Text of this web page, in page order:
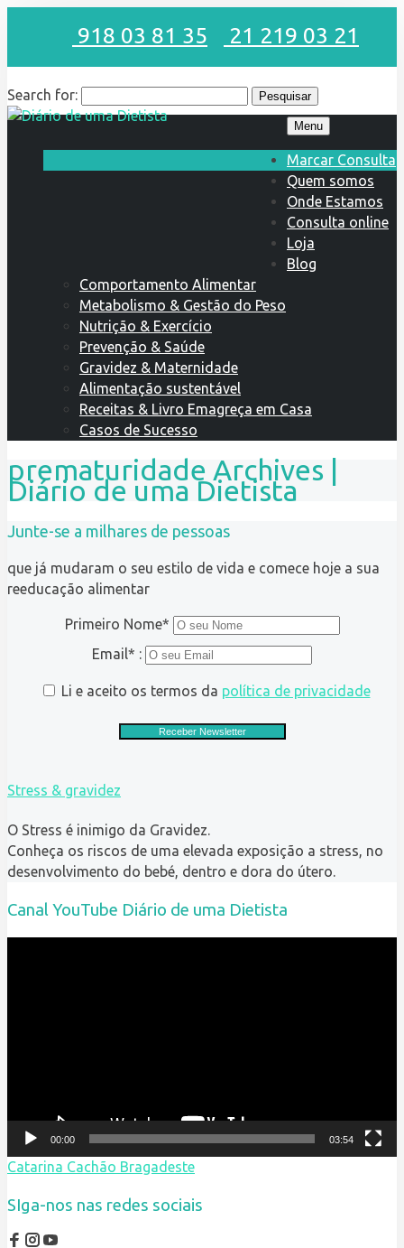
918 03 81 35 21 219 03 21
Search for:
Menu
Marcar Consulta
Quem somos
Onde Estamos
Consulta online
Loja
Blog
Comportamento Alimentar
Metabolismo & Gestão do Peso
Nutrição & Exercício
Prevenção & Saúde
Gravidez & Maternidade
Alimentação sustentável
Receitas & Livro Emagreça em Casa
Casos de Sucesso
prematuridade Archives |
Diário de uma Dietista
Junte-se a milhares de pessoas
que já mudaram o seu estilo de vida e comece hoje a sua
reeducação alimentar
Primeiro Nome*
Email* :
Li e aceito os termos da política de privacidade
Stress & gravidez
O Stress é inimigo da Gravidez.
Conheça os riscos de uma elevada exposição a stress, no
desenvolvimento do bebé, dentro e dora do útero.
Canal YouTube Diário de uma Dietista
00:00 03:54
Catarina Cachão Bragadeste
SIga-nos nas redes sociais